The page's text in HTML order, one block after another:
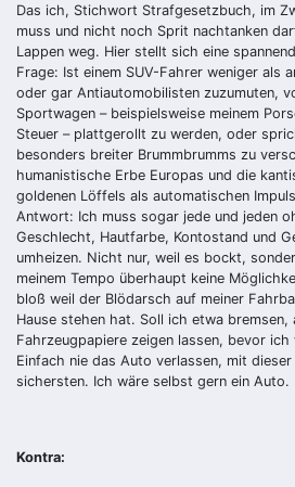
Das ich, Stichwort Strafgesetzbuch, im
muss und nicht noch Sprit nachtanken
Lappen weg. Hier stellt sich eine
Frage: Ist einem SUV-Fahrer weniger als
oder gar Antiautomobilisten zuzumuten,
Sportwagen – beispielsweise meinem
Steuer – plattgerollt zu werden, oder
besonders breiter Brummbrumms zu
humanistische Erbe Europas und die
goldenen Löffels als automatischen
Antwort: Ich muss sogar jede und jeden
Geschlecht, Hautfarbe, Kontostand und
umheizen. Nicht nur, weil es bockt,
meinem Tempo überhaupt keine
bloß weil der Blödarsch auf meiner
Hause stehen hat. Soll ich etwa bremsen,
Fahrzeugpapiere zeigen lassen, bevor
Einfach nie das Auto verlassen, mit
sichersten. Ich wäre selbst gern ein Auto.
Kontra: